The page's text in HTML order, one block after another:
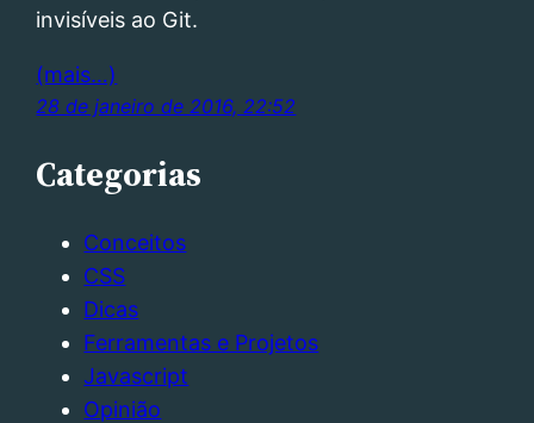
invisíveis ao Git.
(mais…)
28 de janeiro de 2016, 22:52
Categorias
Conceitos
CSS
Dicas
Ferramentas e Projetos
Javascript
Opinião